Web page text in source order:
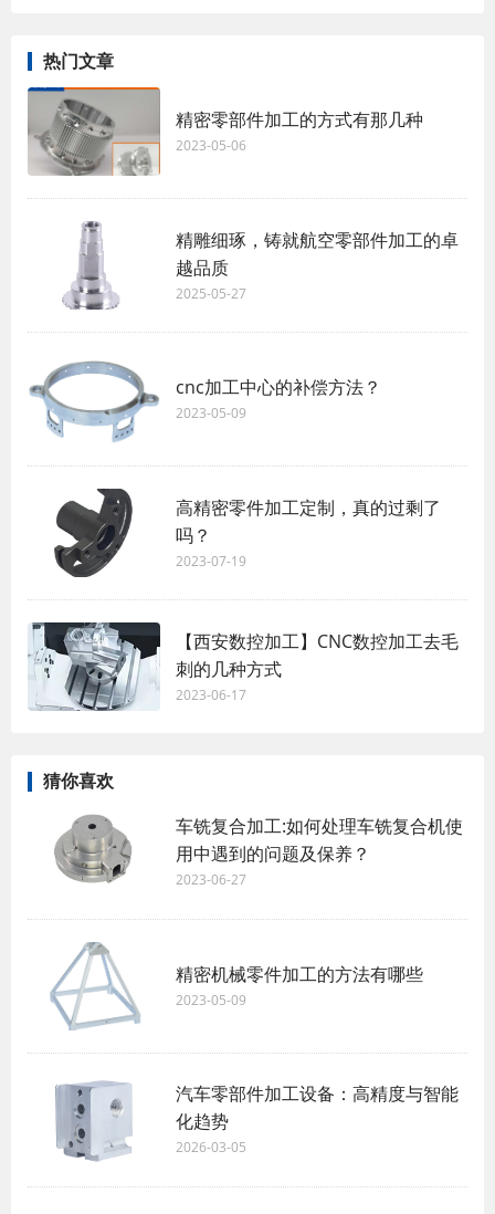
热门文章
精密零部件加工的方式有那几种
2023-05-06
精雕细琢，铸就航空零部件加工的卓
越品质
2025-05-27
cnc加工中心的补偿方法？
2023-05-09
高精密零件加工定制，真的过剩了
吗？
2023-07-19
【西安数控加工】CNC数控加工去毛
刺的几种方式
2023-06-17
猜你喜欢
车铣复合加工:如何处理车铣复合机使
用中遇到的问题及保养？
2023-06-27
精密机械零件加工的方法有哪些
2023-05-09
汽车零部件加工设备：高精度与智能
化趋势
2026-03-05